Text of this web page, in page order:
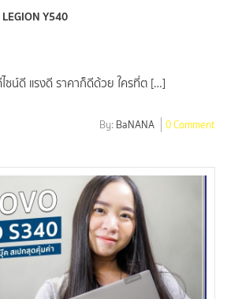
Y540
ซน์ดี แรงดี ราคาก็ดีด้วย ใครที่ต […]
By: BaNANA 0 Comment